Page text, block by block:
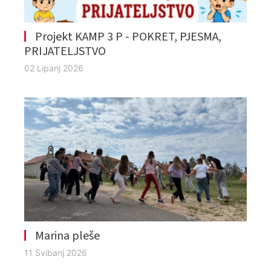
Projekt KAMP 3 P - POKRET, PJESMA,
PRIJATELJSTVO
02 Lipanj 2026
Marina pleše
11 Svibanj 2026